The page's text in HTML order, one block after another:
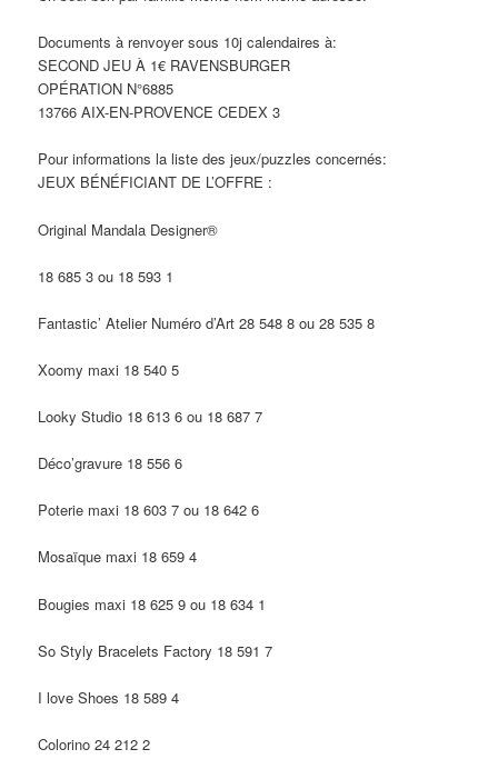
Documents à renvoyer sous 10j calendaires à:
SECOND JEU À 1€ RAVENSBURGER
OPÉRATION N°6885
13766 AIX-EN-PROVENCE CEDEX 3
Pour informations la liste des jeux/puzzles concernés:
JEUX BÉNÉFICIANT DE L’OFFRE :
Original Mandala Designer®
18 685 3 ou 18 593 1
Fantastic’ Atelier Numéro d’Art 28 548 8 ou 28 535 8
Xoomy maxi 18 540 5
Looky Studio 18 613 6 ou 18 687 7
Déco’gravure 18 556 6
Poterie maxi 18 603 7 ou 18 642 6
Mosaïque maxi 18 659 4
Bougies maxi 18 625 9 ou 18 634 1
So Styly Bracelets Factory 18 591 7
I love Shoes 18 589 4
Colorino 24 212 2